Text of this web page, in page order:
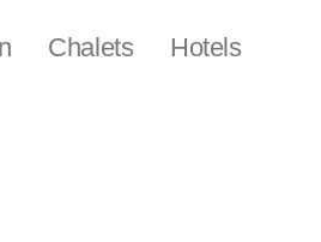
Chalets Hotels